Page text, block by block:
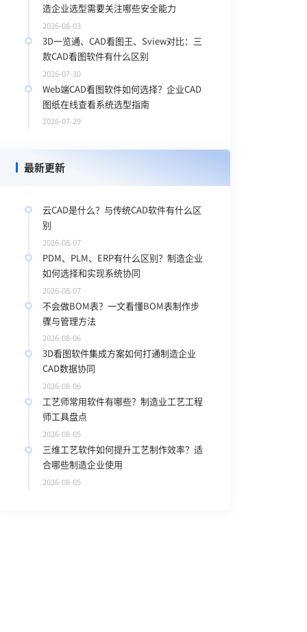
造企业选型需要关注哪些安全能力
2026-08-03
3D一览通、CAD看图王、Sview对比：三
款CAD看图软件有什么区别
2026-07-30
Web端CAD看图软件如何选择？企业CAD
图纸在线查看系统选型指南
2026-07-29
最新更新
云CAD是什么？与传统CAD软件有什么区
别
2026-08-07
PDM、PLM、ERP有什么区别？制造企业
如何选择和实现系统协同
2026-08-07
不会做BOM表？一文看懂BOM表制作步
骤与管理方法
2026-08-06
3D看图软件集成方案如何打通制造企业
CAD数据协同
2026-08-06
工艺师常用软件有哪些？制造业工艺工程
师工具盘点
2026-08-05
三维工艺软件如何提升工艺制作效率？适
合哪些制造企业使用
2026-08-05